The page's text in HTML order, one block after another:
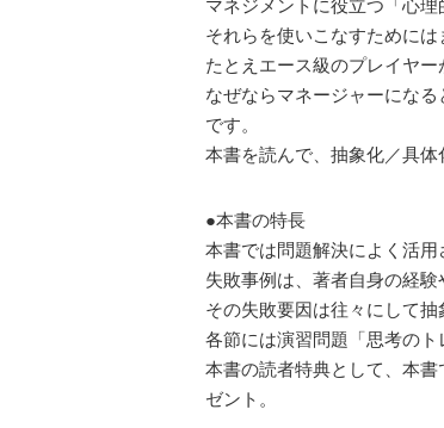
マネジメントに役立つ「心
それらを使いこなすために
たとえエース級のプレイヤ
なぜならマネージャーにな
です。
本書を読んで、抽象化／具
●本書の特長
本書では問題解決によく活用
失敗事例は、著者自身の経
その失敗要因は往々にして
各節には演習問題「思考のト
本書の読者特典として、本
ゼント。